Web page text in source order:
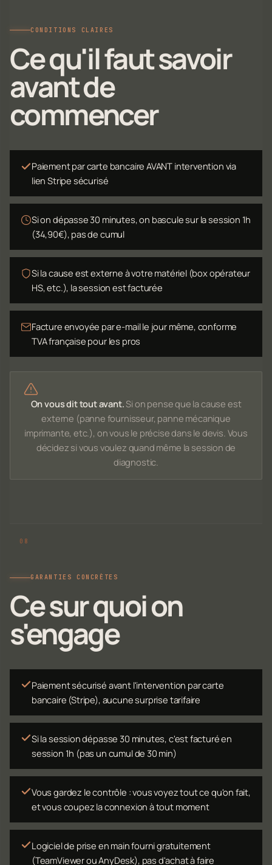
CONDITIONS CLAIRES
Ce qu'il faut savoir
avant de
commencer
Paiement par carte bancaire AVANT intervention via
lien Stripe sécurisé
Si on dépasse 30 minutes, on bascule sur la session 1h
(34,90€), pas de cumul
Si la cause est externe à votre matériel (box opérateur
HS, etc.), la session est facturée
Facture envoyée par e-mail le jour même, conforme
TVA française pour les pros
On vous dit tout avant.Si on pense que la cause est
externe (panne fournisseur, panne mécanique
imprimante, etc.), on vous le précise dans le devis. Vous
décidez si vous voulez quand même la session de
diagnostic.
GARANTIES CONCRÈTES
Ce sur quoi on
s'engage
Paiement sécurisé avant l'intervention par carte
bancaire (Stripe), aucune surprise tarifaire
Si la session dépasse 30 minutes, c'est facturé en
session 1h (pas un cumul de 30 min)
Vous gardez le contrôle : vous voyez tout ce qu'on fait,
et vous coupez la connexion à tout moment
Logiciel de prise en main fourni gratuitement
(TeamViewer ou AnyDesk), pas d'achat à faire